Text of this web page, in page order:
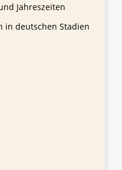
Jahreszeiten
in deutschen Stadien